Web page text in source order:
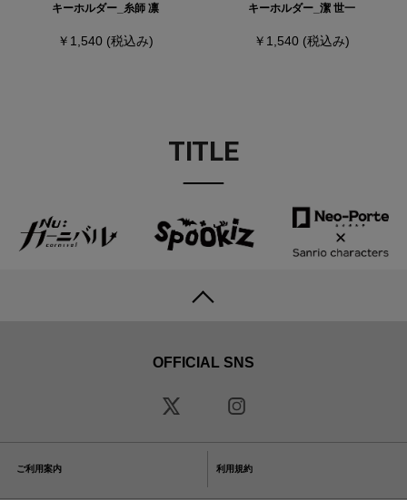
キーホルダー_糸師 凛
￥1,540 (税込み)
キーホルダー_潔 世一
￥1,540 (税込み)
TITLE
OFFICIAL SNS
ご利用案内 利用規約